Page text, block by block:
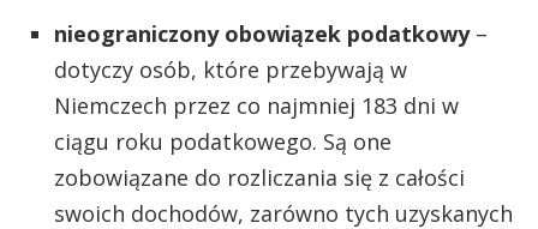
nieograniczony obowiązek podatkowy–
dotyczy osób, które przebywają w
Niemczech przez co najmniej 183 dni w
ciągu roku podatkowego. Są one
zobowiązane do rozliczania się z całości
swoich dochodów, zarówno tych uzyskanych